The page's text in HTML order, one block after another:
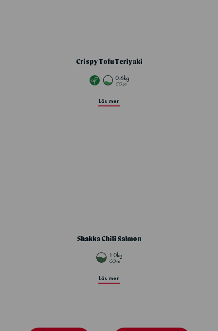
Crispy Tofu Teriyaki
0.6kg
CO2e
Läs mer
Shakka Chili Salmon
1.0kg
CO2e
Läs mer